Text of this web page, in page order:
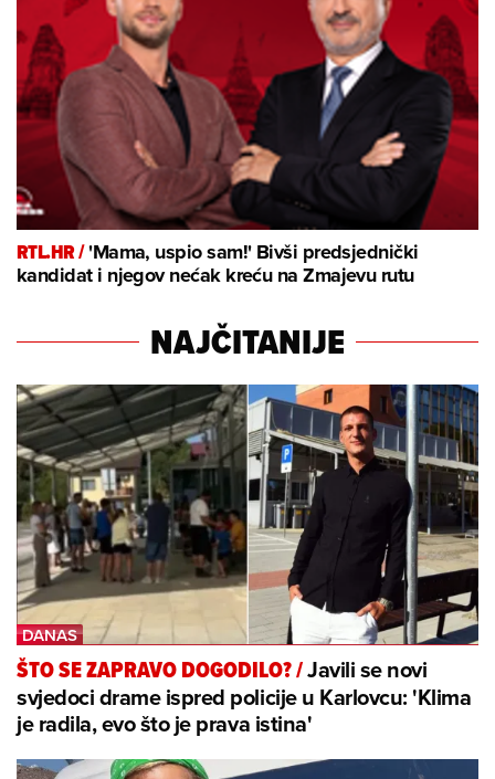
RTL.HR /'Mama, uspio sam!' Bivši predsjednički
kandidat i njegov nećak kreću na Zmajevu rutu
NAJČITANIJE
ŠTO SE ZAPRAVO DOGODILO?/Javili se novi
svjedoci drame ispred policije u Karlovcu: 'Klima
je radila, evo što je prava istina'